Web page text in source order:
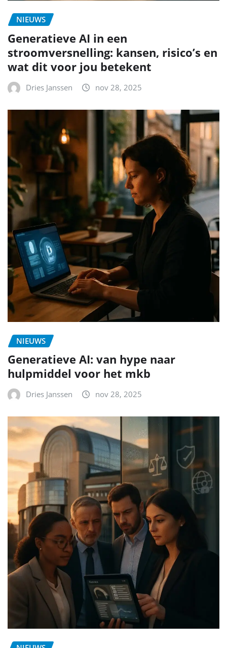
NIEUWS
Generatieve AI in een
stroomversnelling: kansen, risico’s en
wat dit voor jou betekent
Dries Janssen nov 28, 2025
NIEUWS
Generatieve AI: van hype naar
hulpmiddel voor het mkb
Dries Janssen nov 28, 2025